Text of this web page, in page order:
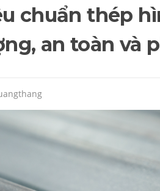
chuẩn thép
an toàn và